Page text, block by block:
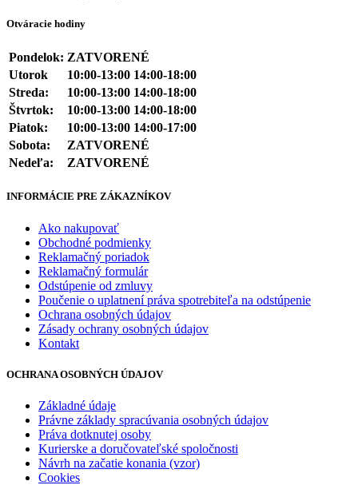
Otváracie hodiny
Pondelok: ZATVORENÉ
Utorok
10:00-13:00 14:00-18:00
Streda:
10:00-13:00 14:00-18:00
Štvrtok:
10:00-13:00 14:00-18:00
Piatok:
10:00-13:00 14:00-17:00
Sobota:
ZATVORENÉ
Nedeľa:
ZATVORENÉ
INFORMÁCIE PRE ZÁKAZNÍKOV
Ako nakupovať
Obchodné podmienky
Reklamačný poriadok
Reklamačný formulár
Odstúpenie od zmluvy
Poučenie o uplatnení práva spotrebiteľa na odstúpenie
Ochrana osobných údajov
Zásady ochrany osobných údajov
Kontakt
OCHRANA OSOBNÝCH ÚDAJOV
Základné údaje
Právne základy spracúvania osobných údajov
Práva dotknutej osoby
Kurierske a doručovateľské spoločnosti
Návrh na začatie konania (vzor)
Cookies